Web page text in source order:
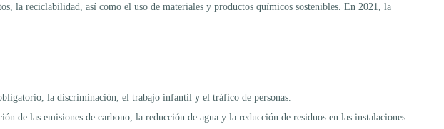
la reciclabilidad, así como el uso de materiales y productos químicos sostenibles. En 2021, la
la discriminación, el trabajo infantil y el tráfico de personas.
de las emisiones de carbono, la reducción de agua y la reducción de residuos en las instalaciones